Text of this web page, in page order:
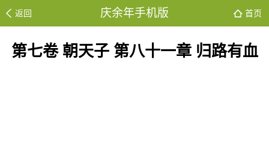
返回 庆余年手机版 首页
第七卷 朝天子 第八十一章 归路有血